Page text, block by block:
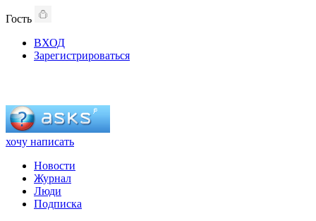
Гость
ВХОД
Зарегистрироваться
хочу написать
Новости
Журнал
Люди
Подписка